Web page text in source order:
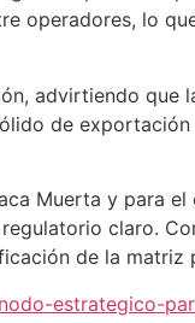
operadores, lo
advirtiendo que
de
Muerta y para
claro.
de la matriz
estrategico-